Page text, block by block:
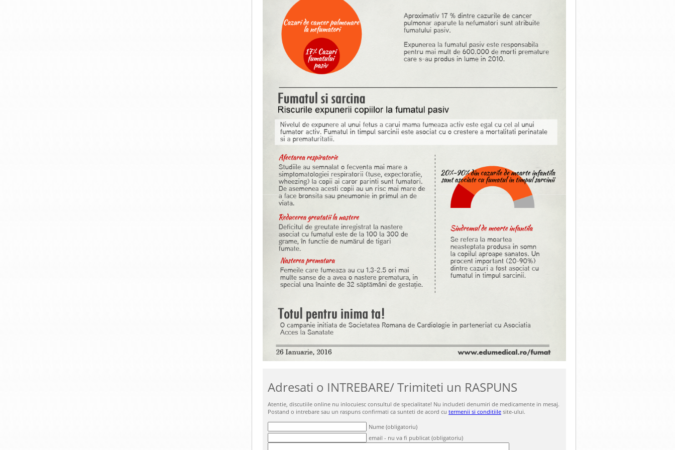
Adresati o INTREBARE/ Trimiteti un RASPUNS
Atentie, discutiile online nu inlocuiesc consultul de specialitate! Nu includeti denumiri de medicamente in mesaj.
Postand o intrebare sau un raspuns confirmati ca sunteti de acord cu termenii si conditiile site-ului.
Nume (obligatoriu)
email - nu va fi publicat (obligatoriu)